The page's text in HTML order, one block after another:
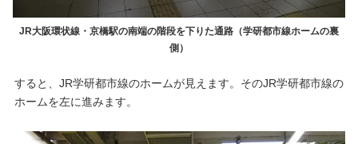
JR大阪環状線・京橋駅の南端の階段を下りた通路（学研都市線ホームの裏
側）
すると、JR学研都市線のホームが見えます。そのJR学研都市線の
ホームを左に進みます。